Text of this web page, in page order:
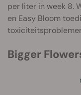
per liter in week 8.
en Easy Bloom
Bigger